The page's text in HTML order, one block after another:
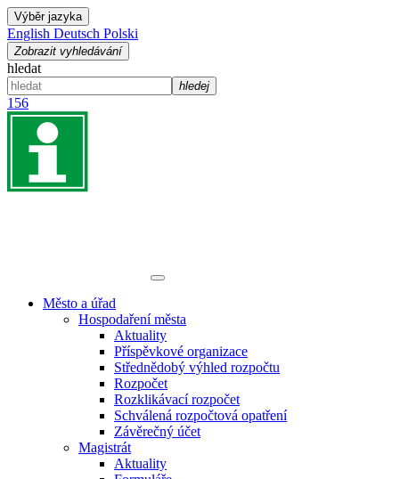
Výběr jazyka
English Deutsch Polski
Zobrazit vyhledávání
hledat
hledej
156
Město a úřad
Hospodaření města
Aktuality
Příspěvkové organizace
Střednědobý výhled rozpočtu
Rozpočet
Rozklikávací rozpočet
Schválená rozpočtová opatření
Závěrečný účet
Magistrát
Aktuality